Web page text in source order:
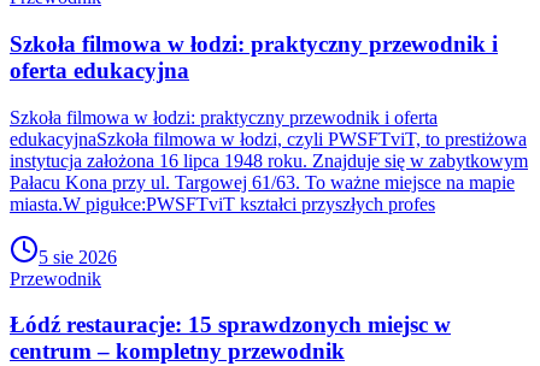
Szkoła filmowa w łodzi: praktyczny przewodnik i
oferta edukacyjna
Szkoła filmowa w łodzi: praktyczny przewodnik i oferta
edukacyjnaSzkoła filmowa w łodzi, czyli PWSFTviT, to prestiżowa
instytucja założona 16 lipca 1948 roku. Znajduje się w zabytkowym
Pałacu Kona przy ul. Targowej 61/63. To ważne miejsce na mapie
miasta.W pigułce:PWSFTviT kształci przyszłych profes
5 sie 2026
Przewodnik
Łódź restauracje: 15 sprawdzonych miejsc w
centrum – kompletny przewodnik